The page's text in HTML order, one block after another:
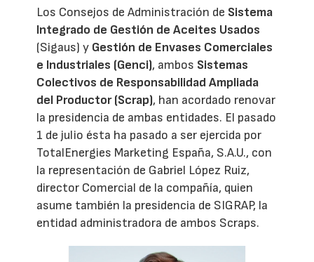
Los Consejos de Administración de Sistema
Integrado de Gestión de Aceites Usados
(Sigaus) y Gestión de Envases Comerciales
e Industriales (Genci), ambos Sistemas
Colectivos de Responsabilidad Ampliada
del Productor (Scrap), han acordado renovar
la presidencia de ambas entidades. El pasado
1 de julio ésta ha pasado a ser ejercida por
TotalEnergies Marketing España, S.A.U., con
la representación de Gabriel López Ruiz,
director Comercial de la compañía, quien
asume también la presidencia de SIGRAP, la
entidad administradora de ambos Scraps.